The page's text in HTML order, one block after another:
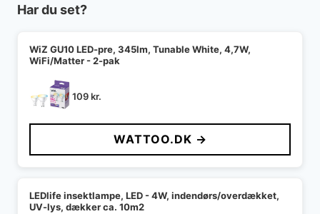
Har du set?
WiZ GU10 LED-pre, 345lm, Tunable White, 4,7W,
WiFi/Matter - 2-pak
109kr.
WATTOO.DK →
LEDlife insektlampe, LED - 4W, indendørs/overdækket,
UV-lys, dækker ca. 10m2